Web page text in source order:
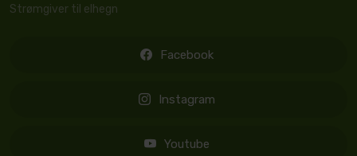
Strømgiver til elhegn
Facebook
Instagram
Youtube